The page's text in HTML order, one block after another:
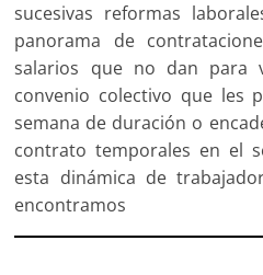
sucesivas reformas
panorama de
salarios que no dan para
convenio colectivo que les
semana de duración o
contrato temporales en el
esta dinámica de
encontramos